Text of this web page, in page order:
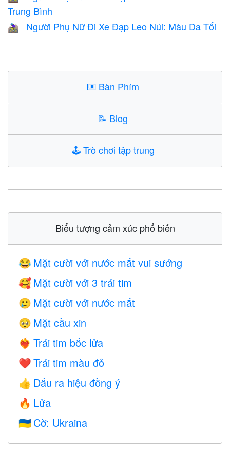
Trung Bình
🚵🏿‍♀️ Người Phụ Nữ Đi Xe Đạp Leo Núi: Màu Da Tối
⌨️ Bàn Phím
📝 Blog
🕹️Trò chơi tập trung
Biểu tượng cảm xúc phổ biến
😂 Mặt cười với nước mắt vui sướng
🥰 Mặt cười với 3 trái tim
🥲 Mặt cười với nước mắt
🥺 Mặt cầu xin
❤️‍🔥 Trái tim bốc lửa
❤️ Trái tim màu đỏ
👍 Dấu ra hiệu đồng ý
🔥 Lửa
🇺🇦 Cờ: Ukraina